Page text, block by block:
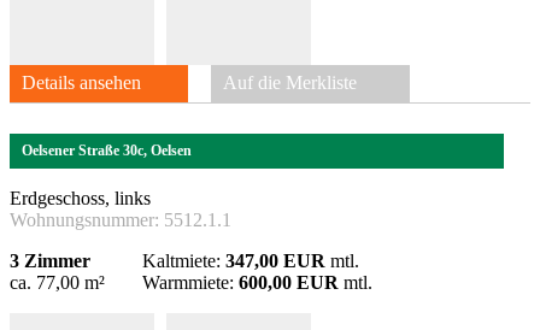
Details ansehen Auf die Merkliste
Oelsener Straße 30c, Oelsen
Erdgeschoss, links
Wohnungsnummer: 5512.1.1
3 Zimmer
ca. 77,00 m²
Kaltmiete: 347,00 EUR mtl.
Warmmiete: 600,00 EUR mtl.